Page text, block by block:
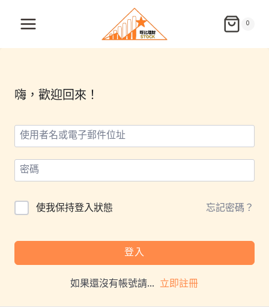
0
嗨，歡迎回來！
使我保持登入狀態 忘記密碼？
登入
如果還沒有帳號請... 立即註冊